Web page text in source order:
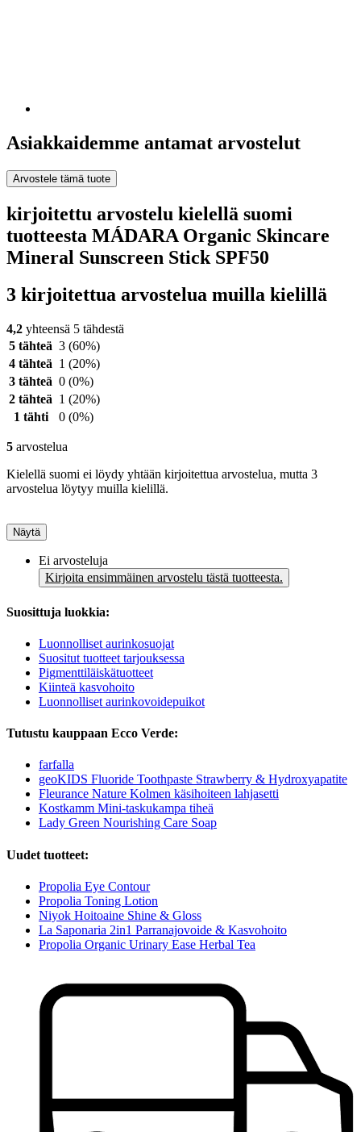
Asiakkaidemme antamat arvostelut
Arvostele tämä tuote
kirjoitettu arvostelu kielellä suomi
tuotteesta MÁDARA Organic Skincare
Mineral Sunscreen Stick SPF50
3 kirjoitettua arvostelua muilla kielillä
4,2 yhteensä 5 tähdestä
5 tähteä 3 (60%)
4 tähteä 1 (20%)
3 tähteä 0 (0%)
2 tähteä 1 (20%)
1 tähti
0 (0%)
5 arvostelua
Kielellä suomi ei löydy yhtään kirjoitettua arvostelua, mutta 3
arvostelua löytyy muilla kielillä.
Näytä
Ei arvosteluja
Kirjoita ensimmäinen arvostelu tästä tuotteesta.
Suosittuja luokkia:
Luonnolliset aurinkosuojat
Suositut tuotteet tarjouksessa
Pigmenttiläiskätuotteet
Kiinteä kasvohoito
Luonnolliset aurinkovoidepuikot
Tutustu kauppaan Ecco Verde:
farfalla
geoKIDS Fluoride Toothpaste Strawberry & Hydroxyapatite
Fleurance Nature Kolmen käsihoiteen lahjasetti
Kostkamm Mini-taskukampa tiheä
Lady Green Nourishing Care Soap
Uudet tuotteet:
Propolia Eye Contour
Propolia Toning Lotion
Niyok Hoitoaine Shine & Gloss
La Saponaria 2in1 Parranajovoide & Kasvohoito
Propolia Organic Urinary Ease Herbal Tea